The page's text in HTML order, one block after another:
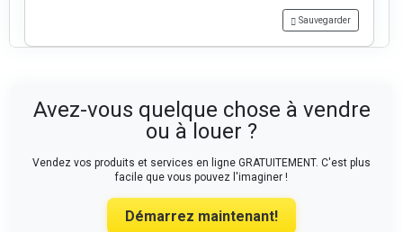
Sauvegarder
Avez-vous quelque chose à vendre
ou à louer ?
Vendez vos produits et services en ligne GRATUITEMENT. C'est plus
facile que vous pouvez l'imaginer !
Démarrez maintenant!